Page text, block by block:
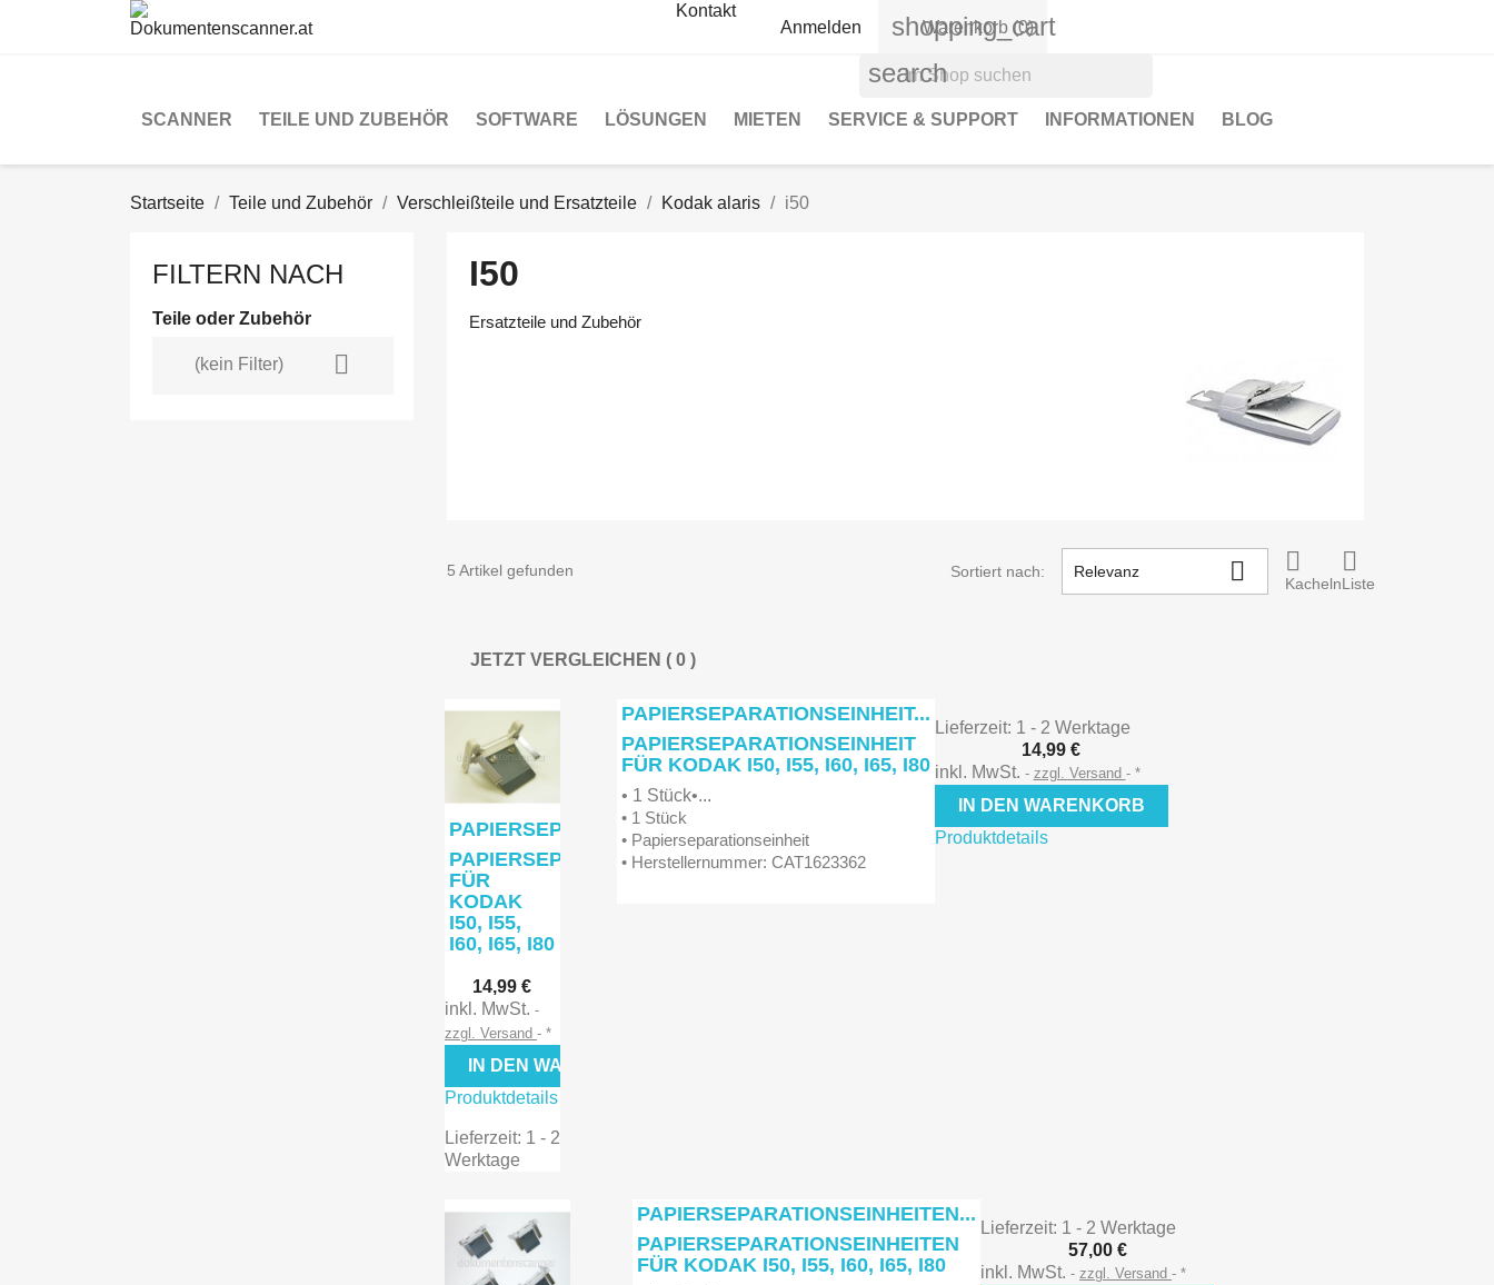
Kontakt
Anmelden
shopping_cart
Warenkorb (0)
search
SCANNER TEILE UND ZUBEHÖR SOFTWARE LÖSUNGEN MIETEN SERVICE & SUPPORT INFORMATIONEN BLOG
Startseite Teile und Zubehör Verschleißteile und Ersatzteile Kodak alaris i50
FILTERN NACH
Teile oder Zubehör
(kein Filter) 
I50
Ersatzteile und Zubehör
5 Artikel gefunden Sortiert nach: Relevanz  
Kacheln

Liste
JETZT VERGLEICHEN ( 0
 Vorschau
PAPIERSEPARATIONSEINHEIT...
PAPIERSEPARATIONSEINHEIT
FÜR
KODAK
I50, I55,
I60, I65, I80
14,99 €
inkl. MwSt.
zzgl. Versand *
IN DEN WARENKORB
Produktdetails
Lieferzeit: 1 - 2
Werktage
PAPIERSEPARATIONSEINHEIT...
PAPIERSEPARATIONSEINHEIT
FÜR KODAK I50, I55, I60, I65, I80
• 1 Stück•...
• 1 Stück
• Papierseparationseinheit
• Herstellernummer: CAT1623362
Lieferzeit: 1 - 2 Werktage
14,99 €
inkl. MwSt.
zzgl. Versand *
IN DEN WARENKORB
Produktdetails
PAPIERSEPARATIONSEINHEITEN...
PAPIERSEPARATIONSEINHEITEN
FÜR KODAK I50, I55, I60, I65, I80
Lieferzeit: 1 - 2 Werktage
57,00 €
inkl. MwSt.
zzgl. Versand *